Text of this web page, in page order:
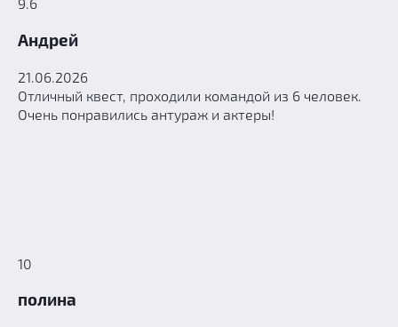
Андрей
21.06.2026
Отличный квест, проходили командой из 6 человек.
Очень понравились антураж и актеры!
10
полина